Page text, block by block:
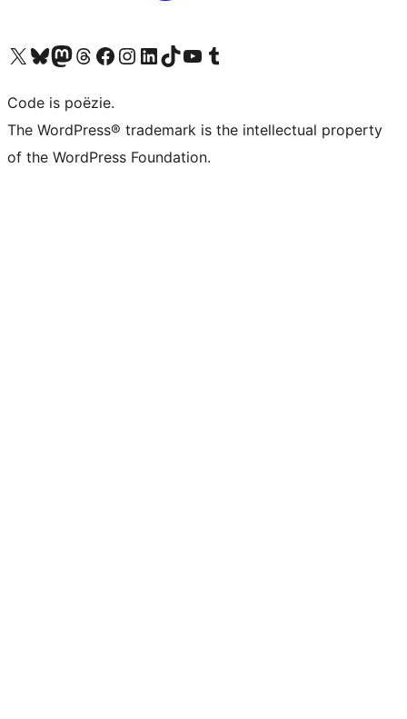
Bezoek ons X (voorheen Twitter) account
Bezoek ons Bluesky account
Bezoek ons Mastodon account
Bezoek ons Threads account
Onze Facebook pagina bezoeken
Bezoek ons Instagram account
Bezoek ons LinkedIn account
Bezoek ons TikTok account
Bezoek ons YouTube kanaalBezoek ons Tumblr account
Code is poëzie.
The WordPress® trademark is the intellectual property
of the WordPress Foundation.